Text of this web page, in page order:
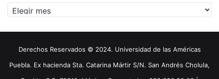
Archivos
Derechos Reservados © 2024. Universidad de las Américas
Puebla. Ex hacienda Sta. Catarina Mártir S/N. San Andrés Cholula,